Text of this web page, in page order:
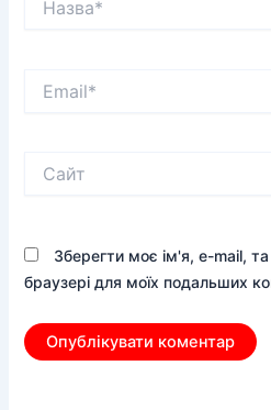
Зберегти моє ім'я, e-mail,
браузері для моїх подальших